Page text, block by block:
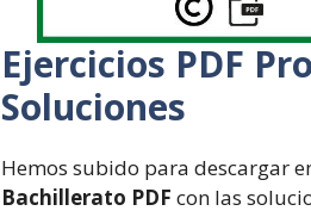
Ejercicios PDF
Soluciones
Hemos subido para descargar
Bachillerato PDF con las